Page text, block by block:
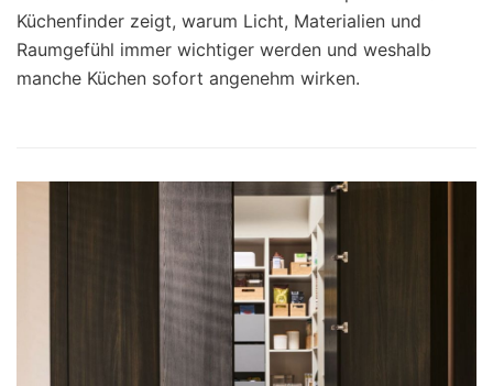
Küchenfinder zeigt, warum Licht, Materialien und
Raumgefühl immer wichtiger werden und weshalb
manche Küchen sofort angenehm wirken.